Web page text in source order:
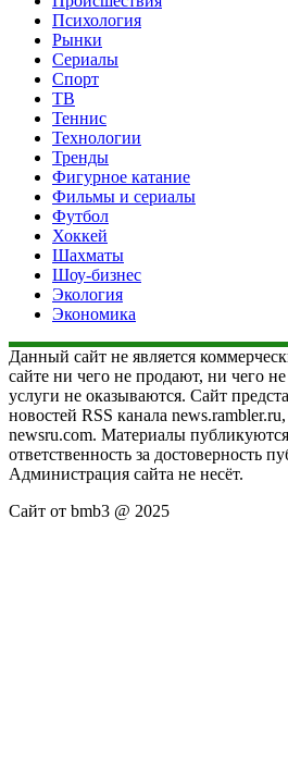
Психология
Рынки
Сериалы
Спорт
ТВ
Теннис
Технологии
Тренды
Фигурное катание
Фильмы и сериалы
Футбол
Хоккей
Шахматы
Шоу-бизнес
Экология
Экономика
Данный сайт не является
сайте ни чего не продают, ни чего
услуги не оказываются. Сайт
новостей RSS канала
newsru.com. Материалы
ответственность за достоверность
Администрация сайта не несёт.
Сайт от bmb3 @ 2025